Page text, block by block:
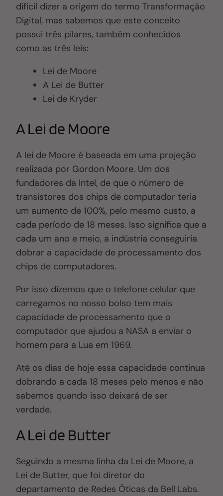
difícil dizer a origem do termo Transformação
Digital, mas sabemos que este conceito
possui três pilares, também conhecidos
como as três leis:
Lei de Moore
A Lei de Butter
Lei de Kryder
A Lei de Moore
A lei de Moore é baseada em uma projeção
realizada por Gordon Moore. Um dos
fundadores da Intel, de que o número de
transistores dos chips de computador teria
um aumento de 100%, pelo mesmo custo, a
cada período de 18 meses. Isso significa que a
cada um ano e meio, a indústria conseguiria
dobrar a capacidade de processamento dos
chips de computadores.
Por isso dizemos que o telefone celular que
carregamos no nosso bolso tem mais
capacidade de processamento que o
computador que ajudou a NASA a enviar o
homem para a Lua em 1969.
Até os dias de hoje essa capacidade continua
dobrando a cada 18 meses pelo menos e não
sabemos quando isso deixará de ser
verdade.
A Lei de Butter
Seguindo a mesma linha da Lei de Moore, a
Lei de Butter, que foi diretor do
departamento de Redes Óticas da Bell Labs.